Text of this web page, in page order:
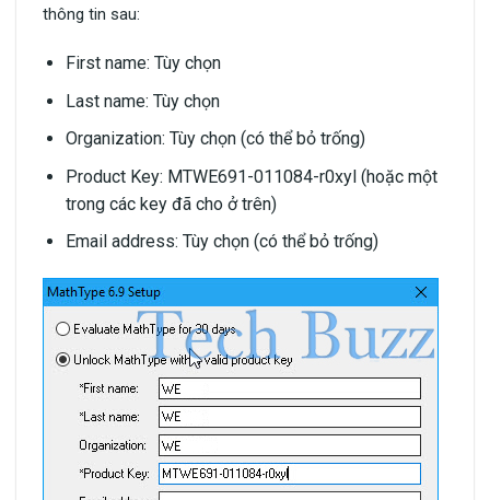
thông tin sau:
First name: Tùy chọn
Last name: Tùy chọn
Organization: Tùy chọn (có thể bỏ trống)
Product Key: MTWE691-011084-r0xyl (hoặc một
trong các key đã cho ở trên)
Email address: Tùy chọn (có thể bỏ trống)